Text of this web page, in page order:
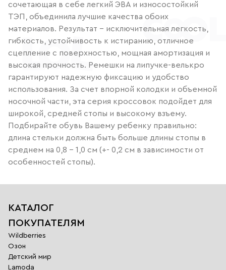
сочетающая в себе легкий ЭВА и износостойкий
ТЭП, объединила лучшие качества обоих
материалов. Результат - исключительная легкость,
гибкость, устойчивость к истиранию, отличное
сцепление с поверхностью, мощная амортизация и
высокая прочность. Ремешки на липучке-велькро
гарантируют надежную фиксацию и удобство
использования. За счет впорной колодки и объемной
носочной части, эта серия кроссовок подойдет для
широкой, средней стопы и высокому взъему.
Подбирайте обувь Вашему ребенку правильно:
длина стельки должна быть больше длины стопы в
среднем на 0,8 – 1,0 см (+- 0,2 см в зависимости от
особенностей стопы).
КАТАЛОГ
ПОКУПАТЕЛЯМ
Wildberries
Озон
Детский мир
Lamoda